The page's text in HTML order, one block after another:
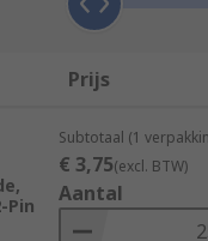
Prijs
Pin
Subtotaal (1
€ 3,75(excl. BTW)
Aantal